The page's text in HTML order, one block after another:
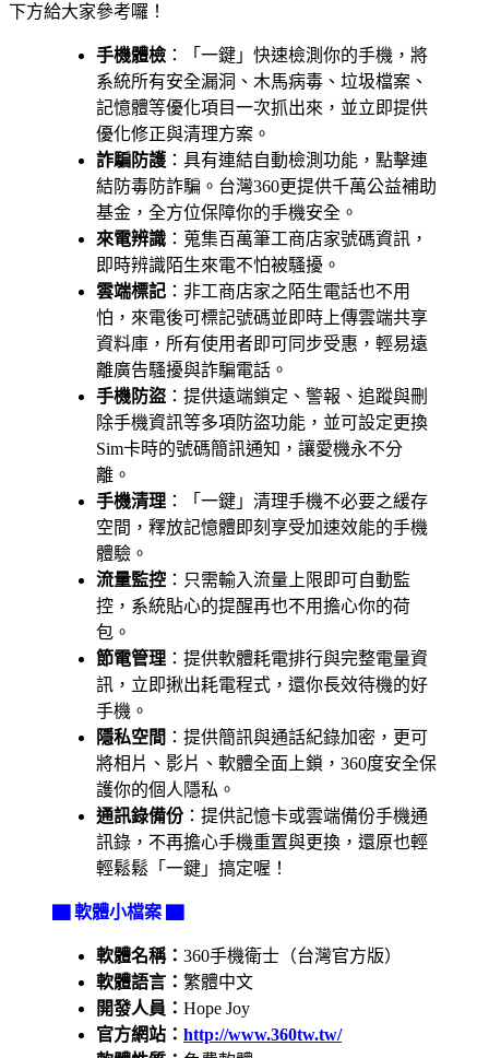
下方給大家參考囉！
手機體檢：「一鍵」快速檢測你的手機，將
系統所有安全漏洞、木馬病毒、垃圾檔案、
記憶體等優化項目一次抓出來，並立即提供
優化修正與清理方案。
詐騙防護 ：具有連結自動檢測功能，點擊連
結防毒防詐騙。台灣360更提供千萬公益補助
基金，全方位保障你的手機安全。
來電辨識 ：蒐集百萬筆工商店家號碼資訊，
即時辨識陌生來電不怕被騷擾。
雲端標記 ：非工商店家之陌生電話也不用
怕，來電後可標記號碼並即時上傳雲端共享
資料庫，所有使用者即可同步受惠，輕易遠
離廣告騷擾與詐騙電話。
手機防盜 ：提供遠端鎖定、警報、追蹤與刪
除手機資訊等多項防盜功能，並可設定更換
Sim卡時的號碼簡訊通知，讓愛機永不分
離。
手機清理 ：「一鍵」清理手機不必要之緩存
空間，釋放記憶體即刻享受加速效能的手機
體驗。
流量監控 ：只需輸入流量上限即可自動監
控，系統貼心的提醒再也不用擔心你的荷
包。
節電管理 ：提供軟體耗電排行與完整電量資
訊，立即揪出耗電程式，還你長效待機的好
手機。
隱私空間 ：提供簡訊與通話紀錄加密，更可
將相片、影片、軟體全面上鎖，360度安全保
護你的個人隱私。
通訊錄備份 ：提供記憶卡或雲端備份手機通
訊錄，不再擔心手機重置與更換，還原也輕
輕鬆鬆「一鍵」搞定喔！
▇ 軟體小檔案 ▇
軟體名稱： 360手機衛士（台灣官方版）
軟體語言： 繁體中文
開發人員： Hope Joy
官方網站： http://www.360tw.tw/